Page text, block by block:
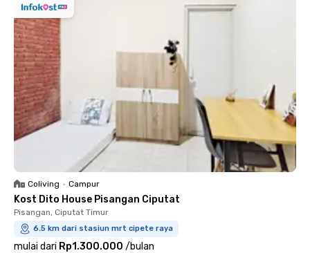
Coliving • Campur
Kost Dito House Pisangan Ciputat
Pisangan, Ciputat Timur
6.5 km dari stasiun mrt cipete raya
mulai dari Rp1.300.000 /bulan